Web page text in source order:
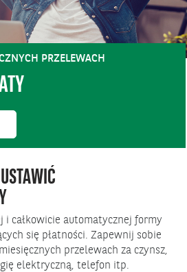
PRZELEWACH
i całkowicie automatycznej formy
się płatności. Zapewnij sobie
przelewach za czynsz,
elektryczną, telefon itp.